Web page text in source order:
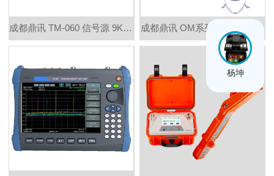
成都鼎讯 TM-060 信号源 9KHz-6GHz 信号发生器 射频信号源
在线客服
杨坤